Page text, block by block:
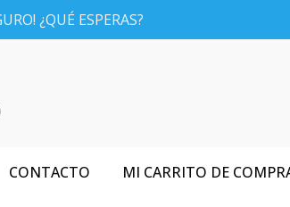
¿QUÉ ESPERAS?
CONTACTO MI CARRITO DE